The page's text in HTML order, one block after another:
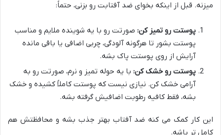
میزنه. قبل از اینکه بخوای ضد آفتابت رو بزنی، حتماً:
پوستت رو تمیز کن: صورتت رو با یه شوینده ملایم و مناسب
پوستت بشور تا هرگونه آلودگی، چربی اضافی یا باقی مانده
آرایش از روی پوستت پاک بشه.
پوستت رو خشک کن: با یه حوله تمیز و نرم، صورتت رو به
آرامی خشک کن. نیازی نیست که پوستت کاملاً کشیده و خشک
بشه، فقط کافیه رطوبت اضافیش گرفته بشه.
این کار کمک می کنه ضد آفتاب بهتر جذب بشه و محافظتش هم
کامل تر باشه.